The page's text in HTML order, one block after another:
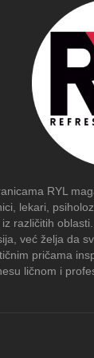
RYL
lekari,
različitih
već želja da
pričama
ličnom i